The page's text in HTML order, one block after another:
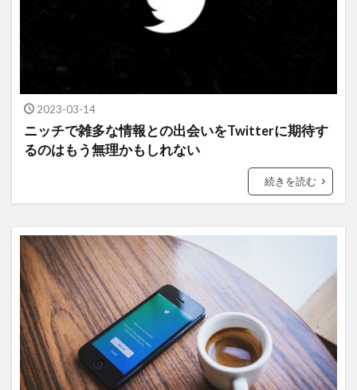
2023-03-14
ニッチで雑多な情報との出会いをTwitterに期待す
るのはもう無理かもしれない
続きを読む